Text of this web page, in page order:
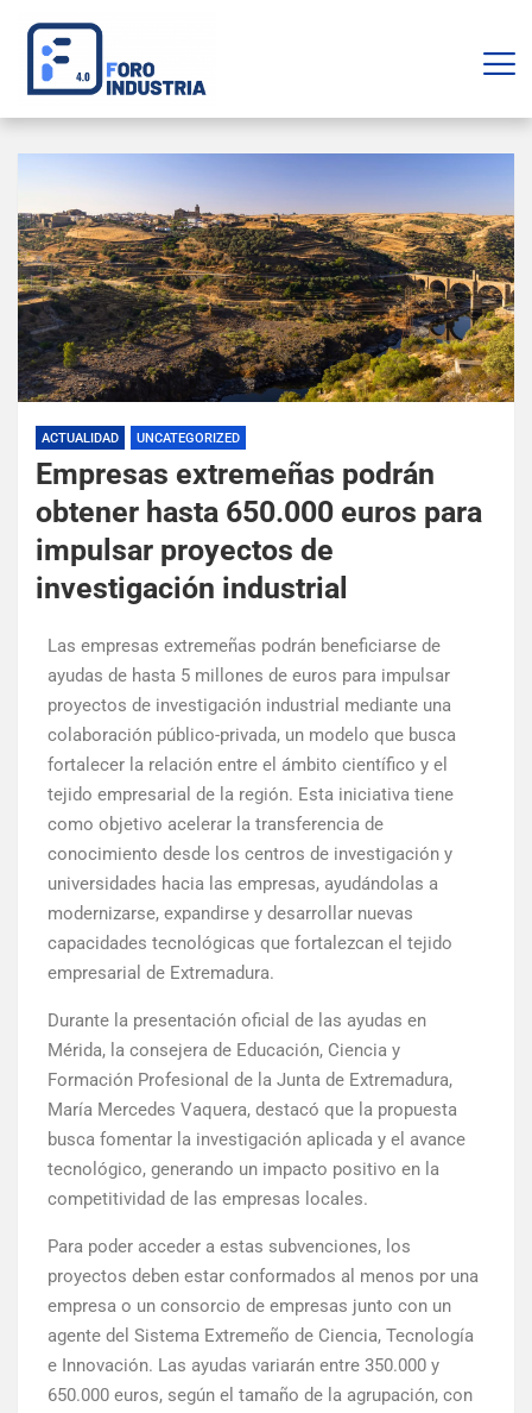
ACTUALIDAD UNCATEGORIZED
Empresas extremeñas podrán
obtener hasta 650.000 euros para
impulsar proyectos de
investigación industrial
Las empresas extremeñas podrán beneficiarse de
ayudas de hasta 5 millones de euros para impulsar
proyectos de investigación industrial mediante una
colaboración público-privada, un modelo que busca
fortalecer la relación entre el ámbito científico y el
tejido empresarial de la región. Esta iniciativa tiene
como objetivo acelerar la transferencia de
conocimiento desde los centros de investigación y
universidades hacia las empresas, ayudándolas a
modernizarse, expandirse y desarrollar nuevas
capacidades tecnológicas que fortalezcan el tejido
empresarial de Extremadura.
Durante la presentación oficial de las ayudas en
Mérida, la consejera de Educación, Ciencia y
Formación Profesional de la Junta de Extremadura,
María Mercedes Vaquera, destacó que la propuesta
busca fomentar la investigación aplicada y el avance
tecnológico, generando un impacto positivo en la
competitividad de las empresas locales.
Para poder acceder a estas subvenciones, los
proyectos deben estar conformados al menos por una
empresa o un consorcio de empresas junto con un
agente del Sistema Extremeño de Ciencia, Tecnología
e Innovación. Las ayudas variarán entre 350.000 y
650.000 euros, según el tamaño de la agrupación, con